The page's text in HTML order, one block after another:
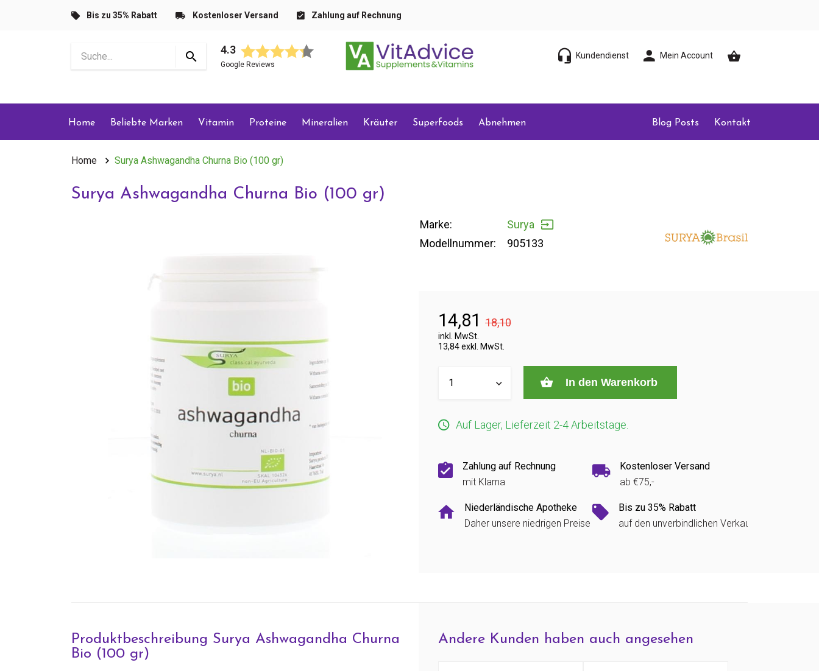
Bis zu 35% Rabatt Kostenloser Versand Zahlung auf Rechnung
4.3
Google Reviews
Kundendienst Mein Account
Home Beliebte Marken Vitamin Proteine Mineralien Kräuter Superfoods Abnehmen Blog Posts Kontakt
Home Surya Ashwagandha Churna Bio (100 gr)
Surya Ashwagandha Churna Bio (100 gr)
Marke:
Surya
Modellnummer:
905133
14,81 18,10
inkl. MwSt.
13,84 exkl. MwSt.
In den Warenkorb
Auf Lager, Lieferzeit 2-4 Arbeitstage.
Zahlung auf Rechnung
mit Klarna
Kostenloser Versand
ab €75,-
Niederländische Apotheke
Daher unsere niedrigen Preise
Bis zu 35% Rabatt
auf den unverbindlichen Verkaufspreis
Produktbeschreibung Surya Ashwagandha Churna
Bio (100 gr)
Andere Kunden haben auch angesehen